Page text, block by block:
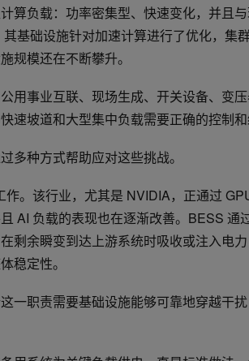
算负载：功率密集型、快速变化，并且
基础设施针对加速计算进行了优化，集
规模还在不断攀升。
用事业互联、现场生成、开关设备、变
速坡道和大型集中负载需要正确的控制和
多种方式帮助应对这些挑战。
。该行业，尤其是 NVIDIA，正通过
AI 负载的表现也在逐渐改善。BESS 通
剩余瞬变到达上游系统时吸收或注入电
稳定性。
一职责需要基础设施能够可靠地穿越干扰